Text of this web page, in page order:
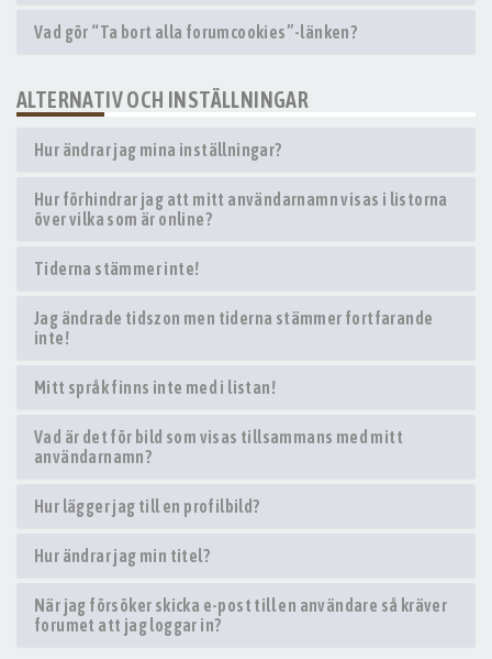
Vad gör “Ta bort alla forumcookies”-länken?
ALTERNATIV OCH INSTÄLLNINGAR
Hur ändrar jag mina inställningar?
Hur förhindrar jag att mitt användarnamn visas i listorna
över vilka som är online?
Tiderna stämmer inte!
Jag ändrade tidszon men tiderna stämmer fortfarande
inte!
Mitt språk finns inte med i listan!
Vad är det för bild som visas tillsammans med mitt
användarnamn?
Hur lägger jag till en profilbild?
Hur ändrar jag min titel?
När jag försöker skicka e-post till en användare så kräver
forumet att jag loggar in?